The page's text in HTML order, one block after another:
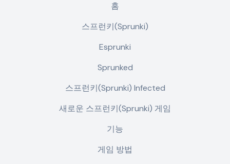
홈
스프런키(Sprunki)
Esprunki
Sprunked
스프런키(Sprunki) Infected
새로운 스프런키(Sprunki) 게임
기능
게임 방법